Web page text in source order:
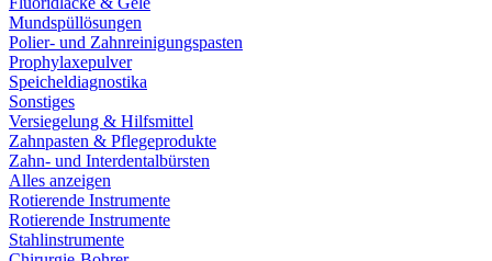
Mundspüllösungen
Polier- und Zahnreinigungspasten
Prophylaxepulver
Speicheldiagnostika
Sonstiges
Versiegelung & Hilfsmittel
Zahnpasten & Pflegeprodukte
Zahn- und Interdentalbürsten
Alles anzeigen
Rotierende Instrumente
Rotierende Instrumente
Stahlinstrumente